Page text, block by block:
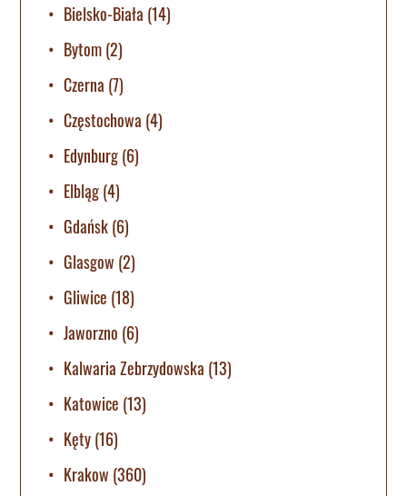
Bielsko-Biała (14)
Bytom(2)
Czerna (7)
Częstochowa (4)
Edynburg(6)
Elbląg(4)
Gdańsk(6)
Glasgow (2)
Gliwice (18)
Jaworzno (6)
Kalwaria Zebrzydowska (13)
Katowice (13)
Kęty(16)
Krakow (360)